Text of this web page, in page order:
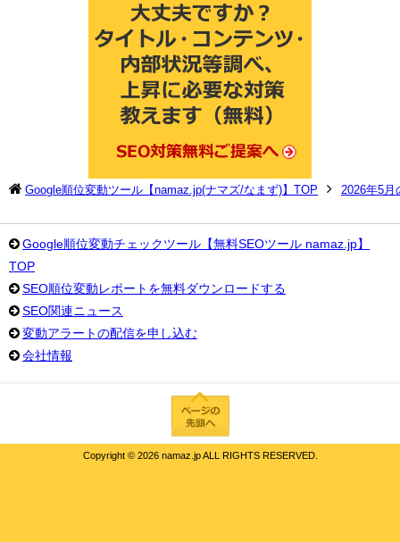
Google順位変動ツール【namaz.jp(ナマズ/なまず)】TOP 2026年5月
Google順位変動チェックツール【無料SEOツール namaz.jp】
TOP
SEO順位変動レポートを無料ダウンロードする
SEO関連ニュース
変動アラートの配信を申し込む
会社情報
Copyright © 2026 namaz.jp ALL RIGHTS RESERVED.